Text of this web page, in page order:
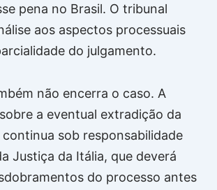
pena no Brasil. O tribunal
aos aspectos processuais
do julgamento.
não encerra o caso. A
a eventual extradição da
sob responsabilidade
Justiça da Itália, que deverá
do processo antes